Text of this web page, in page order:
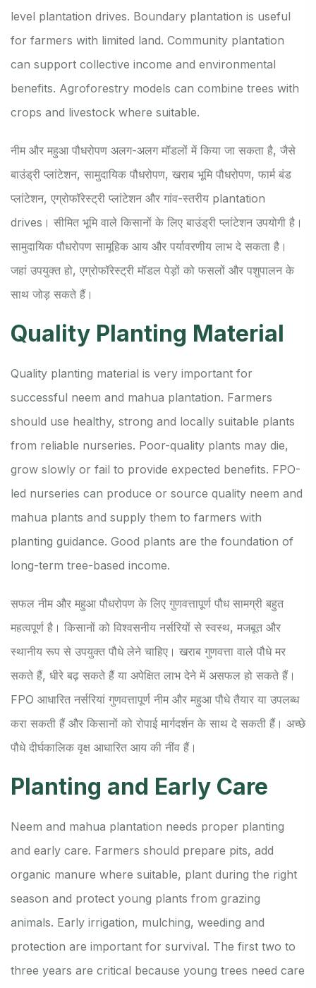
level plantation drives. Boundary plantation is useful
for farmers with limited land. Community plantation
can support collective income and environmental
benefits. Agroforestry models can combine trees with
crops and livestock where suitable.
नीम और महुआ पौधरोपण अलग-अलग मॉडलों में किया जा सकता है, जैसे
बाउंड्री प्लांटेशन, सामुदायिक पौधरोपण, खराब भूमि पौधरोपण, फार्म बंड
प्लांटेशन, एग्रोफॉरेस्ट्री प्लांटेशन और गांव-स्तरीय plantation
drives। सीमित भूमि वाले किसानों के लिए बाउंड्री प्लांटेशन उपयोगी है।
सामुदायिक पौधरोपण सामूहिक आय और पर्यावरणीय लाभ दे सकता है।
जहां उपयुक्त हो, एग्रोफॉरेस्ट्री मॉडल पेड़ों को फसलों और पशुपालन के
साथ जोड़ सकते हैं।
Quality Planting Material
Quality planting material is very important for
successful neem and mahua plantation. Farmers
should use healthy, strong and locally suitable plants
from reliable nurseries. Poor-quality plants may die,
grow slowly or fail to provide expected benefits. FPO-
led nurseries can produce or source quality neem and
mahua plants and supply them to farmers with
planting guidance. Good plants are the foundation of
long-term tree-based income.
सफल नीम और महुआ पौधरोपण के लिए गुणवत्तापूर्ण पौध सामग्री बहुत
महत्वपूर्ण है। किसानों को विश्वसनीय नर्सरियों से स्वस्थ, मजबूत और
स्थानीय रूप से उपयुक्त पौधे लेने चाहिए। खराब गुणवत्ता वाले पौधे मर
सकते हैं, धीरे बढ़ सकते हैं या अपेक्षित लाभ देने में असफल हो सकते हैं।
FPO आधारित नर्सरियां गुणवत्तापूर्ण नीम और महुआ पौधे तैयार या उपलब्ध
करा सकती हैं और किसानों को रोपाई मार्गदर्शन के साथ दे सकती हैं। अच्छे
पौधे दीर्घकालिक वृक्ष आधारित आय की नींव हैं।
Planting and Early Care
Neem and mahua plantation needs proper planting
and early care. Farmers should prepare pits, add
organic manure where suitable, plant during the right
season and protect young plants from grazing
animals. Early irrigation, mulching, weeding and
protection are important for survival. The first two to
three years are critical because young trees need care